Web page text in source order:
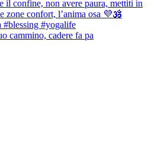
cammino, cadere fa pa